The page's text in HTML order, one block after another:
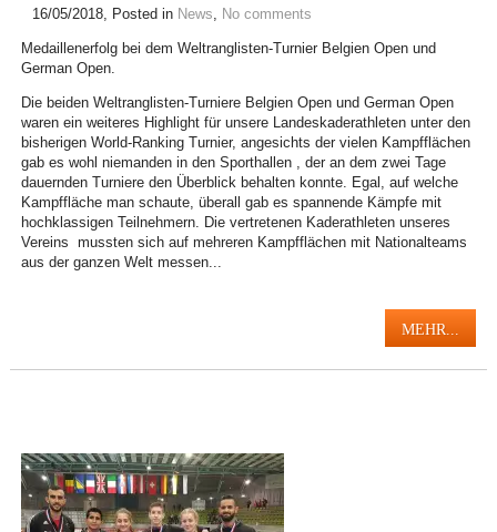
16/05/2018, Posted in News, No comments
Medaillenerfolg bei dem Weltranglisten-Turnier Belgien Open und
German Open.
Die beiden Weltranglisten-Turniere Belgien Open und German Open
waren ein weiteres Highlight für unsere Landeskaderathleten unter den
bisherigen World-Ranking Turnier, angesichts der vielen Kampfflächen
gab es wohl niemanden in den Sporthallen , der an dem zwei Tage
dauernden Turniere den Überblick behalten konnte. Egal, auf welche
Kampffläche man schaute, überall gab es spannende Kämpfe mit
hochklassigen Teilnehmern. Die vertretenen Kaderathleten unseres
Vereins mussten sich auf mehreren Kampfflächen mit Nationalteams
aus der ganzen Welt messen...
MEHR...